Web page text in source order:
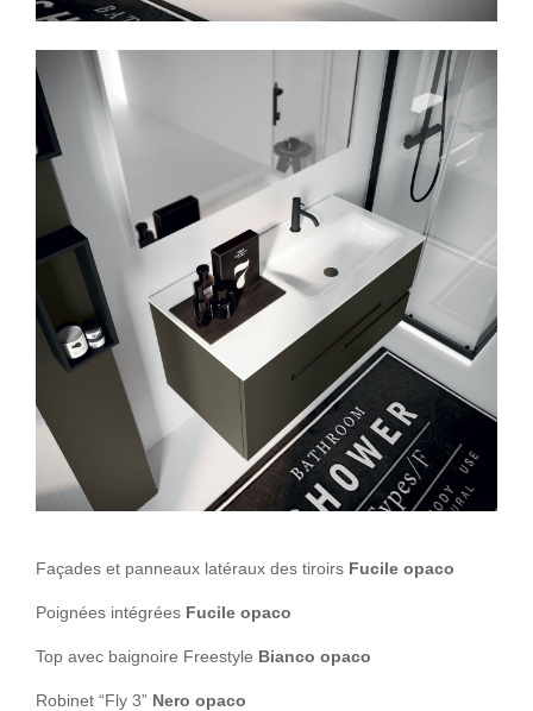
Façades et panneaux latéraux des tiroirs Fucile opaco
Poignées intégrées Fucile opaco
Top avec baignoire Freestyle Bianco opaco
Robinet “Fly 3” Nero opaco